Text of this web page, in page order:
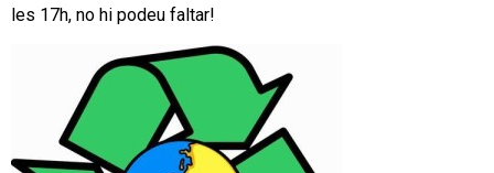
les 17h, no hi podeu faltar!